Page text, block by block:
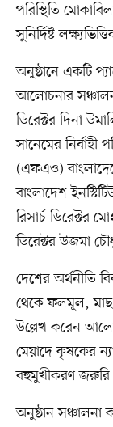
পরিস্থিতি
সুনির্দিষ্ট
অনুষ্ঠানে একটি
আলোচনার
ডিরেক্টর দিনা
সানেমের
(এফএও)
বাংলাদেশ
রিসার্চ
ডিরেক্টর উজমা
দেশের অর্থনীতি
থেকে ফলমূল, মাছ
উল্লেখ করেন
মেয়াদে কৃষকের
বহুমুখীকরণ জরুরি।
অনুষ্ঠান সঞ্চালনা